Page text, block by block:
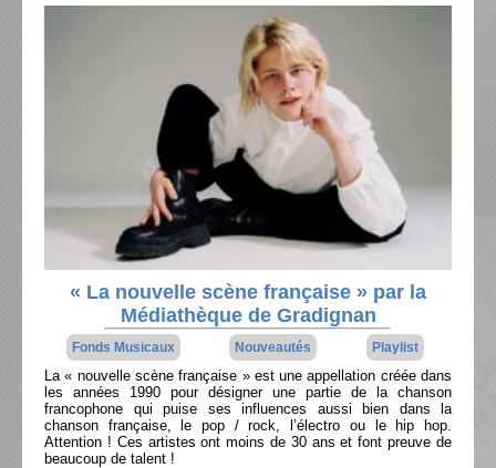
« La nouvelle scène française » par la
Médiathèque de Gradignan
Fonds Musicaux Nouveautés Playlist
La « nouvelle scène française » est une appellation créée dans
les années 1990 pour désigner une partie de la chanson
francophone qui puise ses influences aussi bien dans la
chanson française, le pop / rock, l’électro ou le hip hop.
Attention ! Ces artistes ont moins de 30 ans et font preuve de
beaucoup de talent !